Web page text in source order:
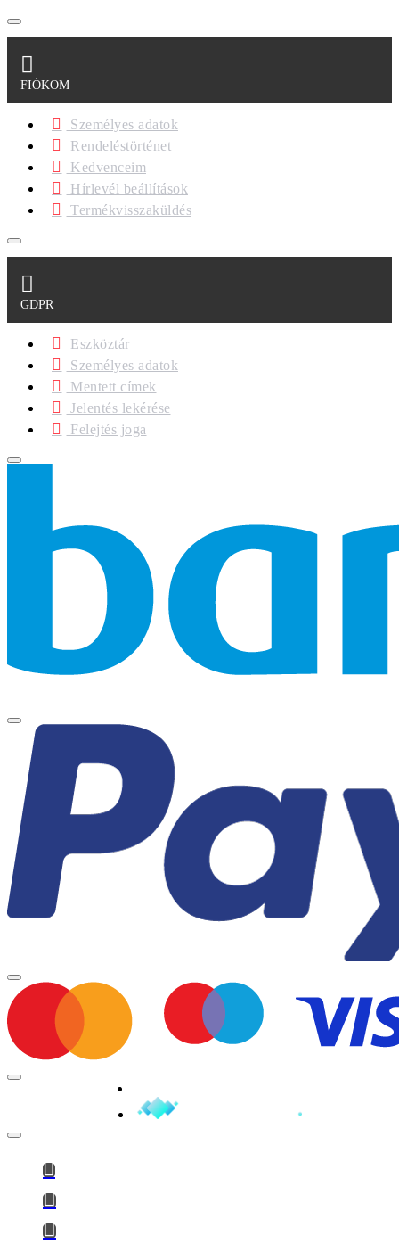
FIÓKOM
Személyes adatok
Rendeléstörténet
Kedvenceim
Hírlevél beállítások
Termékvisszaküldés
GDPR
Eszköztár
Személyes adatok
Mentett címek
Jelentés lekérése
Felejtés joga